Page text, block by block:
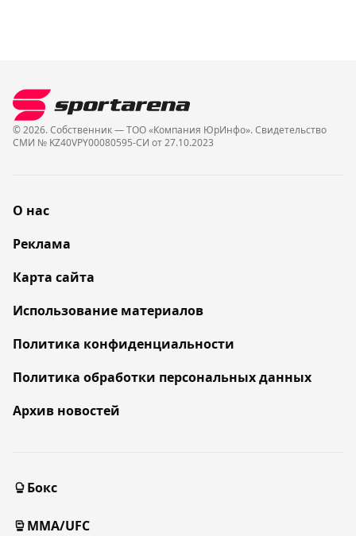
© 2026. Собственник — ТОО «Компания ЮрИнфо». Cвидетельство
СМИ № KZ40VPY00080595-СИ от 27.10.2023
О нас
Реклама
Карта сайта
Использование материалов
Политика конфиденциальности
Политика обработки персональных данных
Архив новостей
Бокс
MMA/UFC